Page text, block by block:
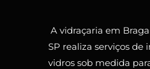
A vidraçaria em
SP realiza serviços de
vidros sob medida